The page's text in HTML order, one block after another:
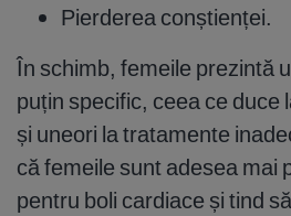
Pierderea conștienței.
În schimb, femeile prezintă
puțin specific, ceea ce duce
și uneori la tratamente
că femeile sunt adesea mai
pentru boli cardiace și tind